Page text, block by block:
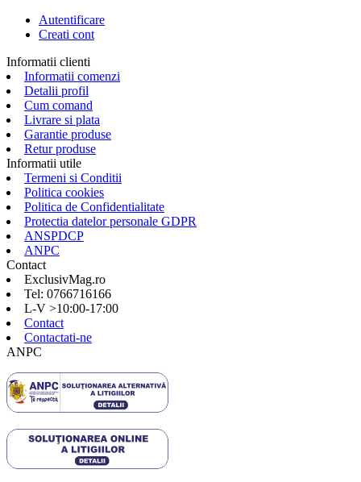
Autentificare
Creati cont
Informatii clienti
Informatii comenzi
Detalii profil
Cum comand
Livrare si plata
Garantie produse
Retur produse
Informatii utile
Termeni si Conditii
Politica cookies
Politica de Confidentialitate
Protectia datelor personale GDPR
ANSPDCP
ANPC
Contact
ExclusivMag.ro
Tel: 0766716166
L-V >10:00-17:00
Contact
Contactati-ne
ANPC